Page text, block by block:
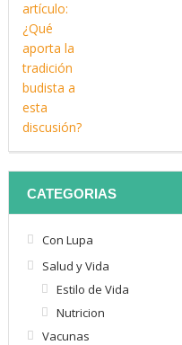
CATEGORIAS
Con Lupa
Salud y Vida
Estilo de Vida
Nutricion
Vacunas